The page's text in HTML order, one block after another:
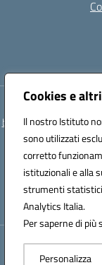
Cookies e
Il nostro Istituto
sono utilizzati
corretto
istituzionali e alla
strumenti
Analytics Italia.
Per saperne di
Personalizza